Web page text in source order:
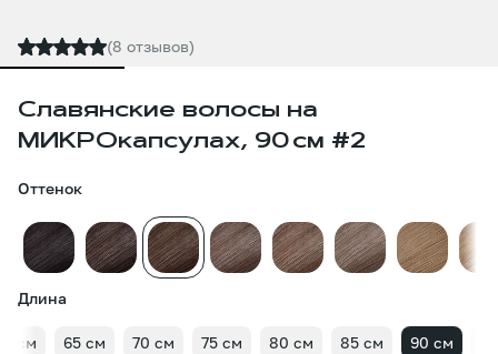
(8 отзывов)
Славянские волосы на
МИКРОкапсулах, 90 см #2
Оттенок
Длина
см 65 см 70 см 75 см 80 см 85 см 90 см